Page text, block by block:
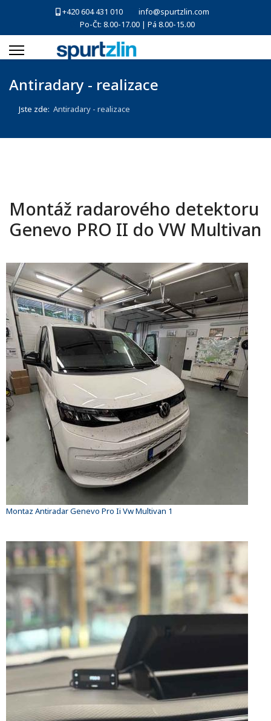
+420 604 431 010
info@spurtzlin.com
Po-Čt: 8.00-17.00 | Pá 8.00-15.00
Antiradary - realizace
Jste zde: Antiradary - realizace
Montáž radarového detektoru
Genevo PRO II do VW Multivan
Montaz Antiradar Genevo Pro Ii Vw Multivan 1